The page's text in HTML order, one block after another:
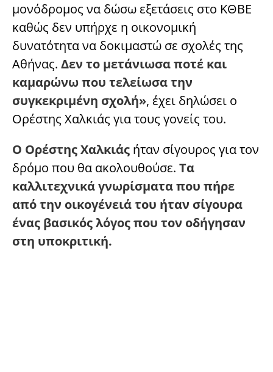
μονόδρομος να δώσω εξετάσεις στο ΚΘΒΕ
καθώς δεν υπήρχε η οικονομική
δυνατότητα να δοκιμαστώ σε σχολές της
Αθήνας. Δεν το μετάνιωσα ποτέ και
καμαρώνω που τελείωσα την
συγκεκριμένη σχολή», έχει δηλώσει ο
Ορέστης Χαλκιάς για τους γονείς του.
Ο Ορέστης Χαλκιάς ήταν σίγουρος για τον
δρόμο που θα ακολουθούσε. Τα
καλλιτεχνικά γνωρίσματα που πήρε
από την οικογένειά του ήταν σίγουρα
ένας βασικός λόγος που τον οδήγησαν
στη υποκριτική.